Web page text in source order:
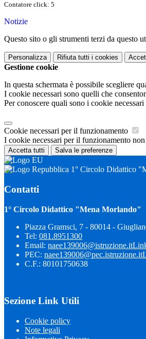
Contatore click: 5
Notizie
Questo sito o gli strumenti terzi da questo
Personalizza Rifiuta tutti i cookies
Gestione cookie
In questa schermata è possibile scegliere
I cookie necessari sono quelli che
Per conoscere quali sono i cookie
Cookie necessari per il funzionamento
I cookie necessari per il funzionamento
Accetta tutti Salva le preferenze
1° Circolo Didattico
Contatti
1° Circolo Didattico "Mena Morlando"
Piazza Gramsci, 7 - 80014 -
Tel: 081.8951300
Email: naee139006@istruzione.it
PEC: naee139006@pec.istruzione.it
C.F.: 80101750638
Sezione Link Utili
Cookie policy
Note legali